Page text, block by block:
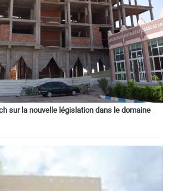
sur la nouvelle législation dans le domaine